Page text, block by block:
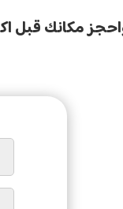
مكانك قبل